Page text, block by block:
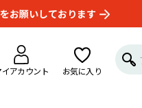
お願いしております
アカウント お気に入り